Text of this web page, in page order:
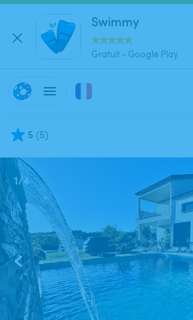
Swimmy
Gratuit - Google Play
5 (5)
1/4